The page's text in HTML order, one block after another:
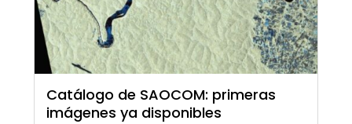
Catálogo de SAOCOM: primeras
imágenes ya disponibles